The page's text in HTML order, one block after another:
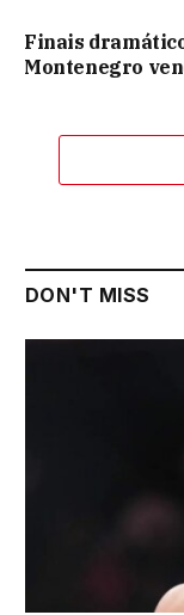
Finais
Montenegro
DON'T MISS